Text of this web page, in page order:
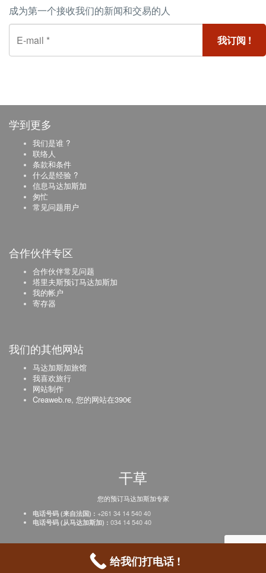
成为第一个接收我们的新闻和交易的人
学到更多
我们是谁 ?
联络人
条款和条件
什么是经验 ?
信息马达加斯加
匆忙
常见问题用户
合作伙伴专区
合作伙伴常见问题
塔里夫斯预订马达加斯加
我的帐户
寄存器
我们的其他网站
马达加斯加旅馆
我喜欢旅行
网站制作
Creaweb.re, 您的网站在390€
干草
您的预订马达加斯加专家
电话号码 (来自法国) : +261 34 14 540 40
电话号码 (从马达加斯加) : 034 14 540 40
创作网络
给我们打电话 !